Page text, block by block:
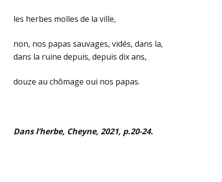
les herbes molles de la ville,
non, nos papas sauvages, vidés, dans la,
dans la ruine depuis, depuis dix ans,
douze au chômage oui nos papas.
Dans l’herbe, Cheyne, 2021, p.20-24.